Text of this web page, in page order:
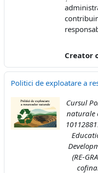
Creator
Politici de exploatare a
Cursul
naturale
(RE-